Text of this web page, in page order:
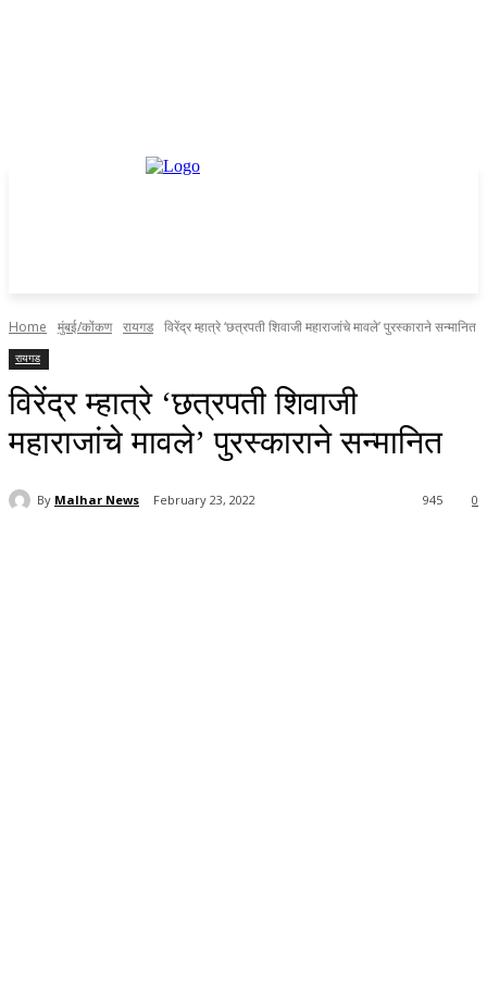
Home मुंबई/कोंकण रायगड विरेंद्र म्हात्रे ‘छत्रपती शिवाजी महाराजांचे मावले’ पुरस्काराने सन्मानित
रायगड
विरेंद्र म्हात्रे ‘छत्रपती शिवाजी
महाराजांचे मावले’ पुरस्काराने सन्मानित
By Malhar News February 23, 2022 0
945